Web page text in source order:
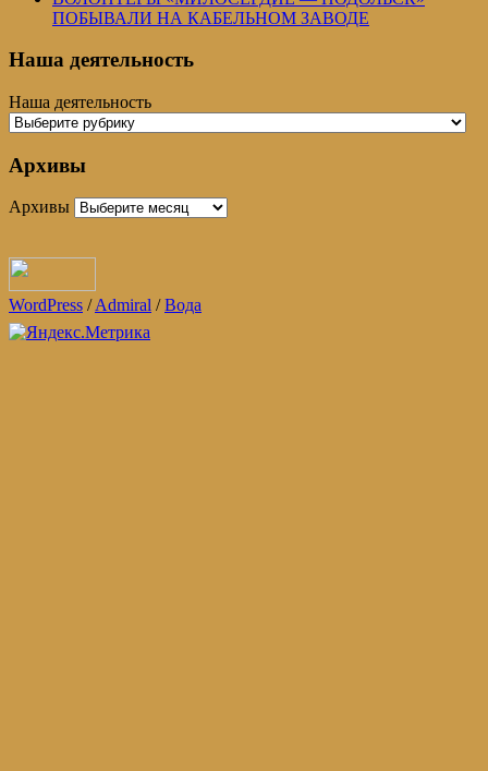
ПОБЫВАЛИ НА КАБЕЛЬНОМ ЗАВОДЕ
Наша деятельность
Наша деятельность
Архивы
Архивы
WordPress /Admiral /Вода